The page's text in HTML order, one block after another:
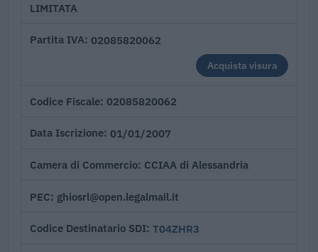
LIMITATA
Partita IVA 02085820062
Acquista visura
Codice Fiscale 02085820062
Data Iscrizione 01/01/2007
Camera di Commercio CCIAA di Alessandria
PEC ghiosrl@open.legalmail.it
Codice Destinatario SDI T04ZHR3